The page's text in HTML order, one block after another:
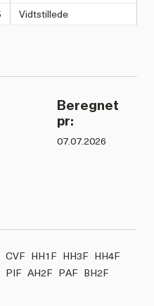
Vidtstillede
Beregnet
pr:
07.07.2026
CVF HH1F HH3F HH4F
PIF AH2F PAF BH2F